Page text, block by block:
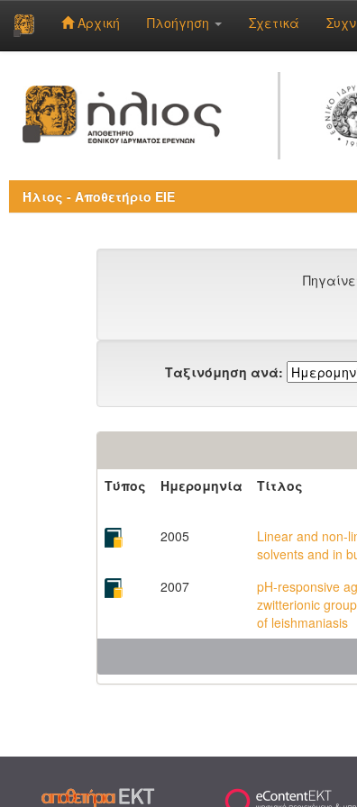
navigation
Αρχική Πλοήγηση Σχετικά
Ήλιος - Αποθετήριο ΕΙΕ
Ταξινόμηση ανά:
Τύπος
Ημερομηνία Τίτλος
2005
Linear and non-
solvents and in
2007
pH-responsive
zwitterionic
of leishmaniasis